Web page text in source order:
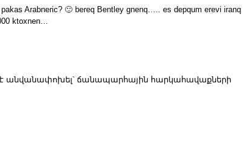
Arabneric? 🙂 bereq Bentley gnenq….. es depqum erevi iranq
ktoxnen…
է անվանափոխել՝ ճանապարհային հարկահավաքների